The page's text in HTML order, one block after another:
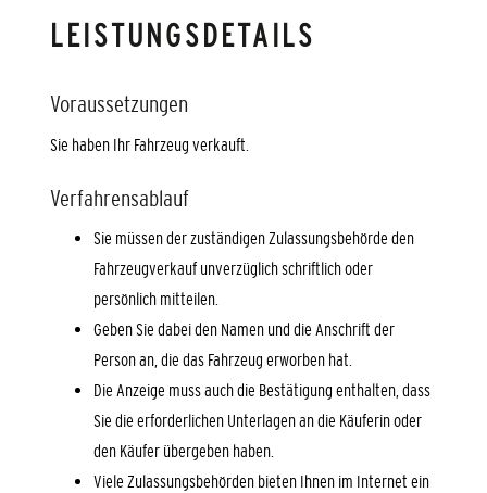
LEISTUNGSDETAILS
Voraussetzungen
Sie haben Ihr Fahrzeug verkauft.
Verfahrensablauf
Sie müssen der zuständigen Zulassungsbehörde den
Fahrzeugverkauf unverzüglich schriftlich oder
persönlich mitteilen.
Geben Sie dabei den Namen und die Anschrift der
Person an, die das Fahrzeug erworben hat.
Die Anzeige muss auch die Bestätigung enthalten, dass
Sie die erforderlichen Unterlagen an die Käuferin oder
den Käufer übergeben haben.
Viele Zulassungsbehörden bieten Ihnen im Internet ein